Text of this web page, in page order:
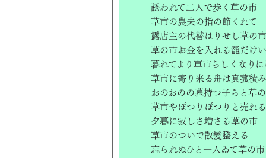
誘われて二人で歩く草の市
草市の農夫の指の節くれて
露店主の代替はりせし草の市
草の市お金を入れる籠だけ
暮れてより草市らしくなり
草市に寄り来る舟は真菰積み
おのおのの墓持つ子らと草
草市やぽつりぽつりと売れ
夕暮に寂しさ増さる草の市
草市のついで散髪整える
忘られぬひと一人ゐて草の市